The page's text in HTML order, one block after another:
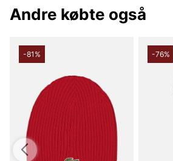
Andre købte også
-81% -76%